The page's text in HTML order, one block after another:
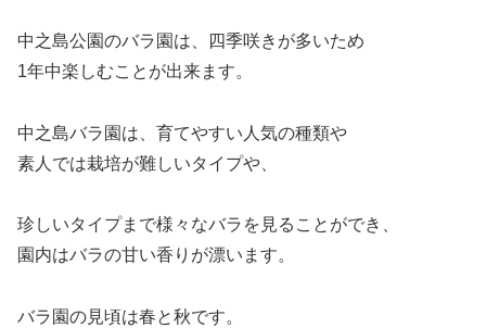
中之島公園のバラ園は、四季咲きが多いため
1年中楽しむことが出来ます。
中之島バラ園は、育てやすい人気の種類や
素人では栽培が難しいタイプや、
珍しいタイプまで様々なバラを見ることができ、
園内はバラの甘い香りが漂います。
バラ園の見頃は春と秋です。